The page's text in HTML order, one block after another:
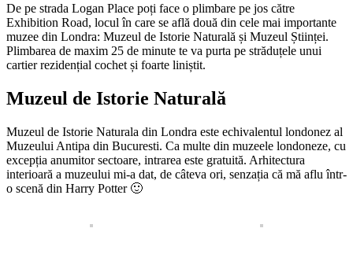
De pe strada Logan Place poți face o plimbare pe jos către
Exhibition Road, locul în care se află două din cele mai importante
muzee din Londra: Muzeul de Istorie Naturală și Muzeul Științei.
Plimbarea de maxim 25 de minute te va purta pe străduțele unui
cartier rezidențial cochet și foarte liniștit.
Muzeul de Istorie Naturală
Muzeul de Istorie Naturala din Londra este echivalentul londonez al
Muzeului Antipa din Bucuresti. Ca multe din muzeele londoneze, cu
excepția anumitor sectoare, intrarea este gratuită. Arhitectura
interioară a muzeului mi-a dat, de câteva ori, senzația că mă aflu într-
o scenă din Harry Potter 🙂